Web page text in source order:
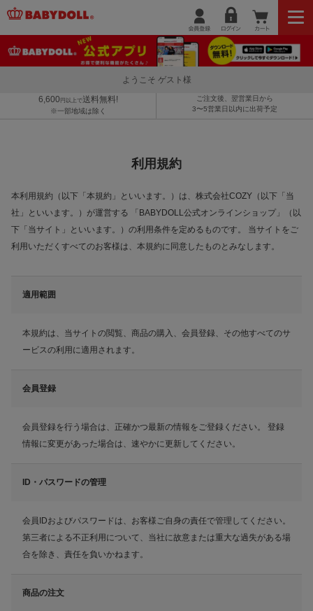
ようこそ ゲスト様
6,600 円以上で送料無料!
※一部地域は除く
ご注文後、翌営業日から
3〜5営業日以内に出荷予定
利用規約
本利用規約（以下「本規約」といいます。）は、株式会社COZY（以下「当
社」といいます。）が運営する 「BABYDOLL公式オンラインショップ」（以
下「当サイト」といいます。）の利用条件を定めるものです。 当サイトをご
利用いただくすべてのお客様は、本規約に同意したものとみなします。
適用範囲
本規約は、当サイトの閲覧、商品の購入、会員登録、その他すべてのサ
ービスの利用に適用されます。
会員登録
会員登録を行う場合は、正確かつ最新の情報をご登録ください。 登録
情報に変更があった場合は、速やかに更新してください。
ID・パスワードの管理
会員IDおよびパスワードは、お客様ご自身の責任で管理してください。
第三者による不正利用について、当社に故意または重大な過失がある場
合を除き、責任を負いかねます。
商品の注文